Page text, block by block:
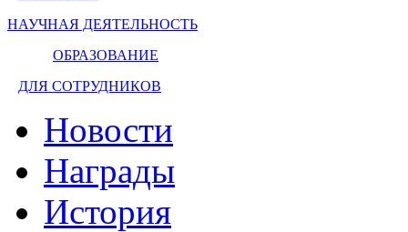
НАУЧНАЯ ДЕЯТЕЛЬНОСТЬ
ОБРАЗОВАНИЕ
ДЛЯ СОТРУДНИКОВ
Новости
Награды
История